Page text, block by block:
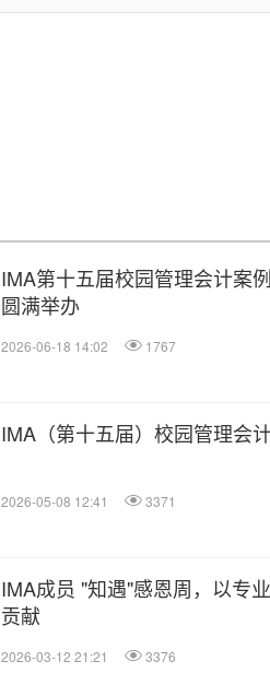
IMA第十五届校园管理会计案
圆满举办
2026-06-18 14:02 1767
IMA（第十五届）校园管理会
2026-05-08 12:41 3371
IMA成员 "知遇"感恩周，以专
贡献
2026-03-12 21:21 3376